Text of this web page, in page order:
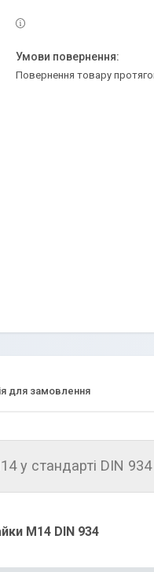
повернення товару
для замовлення
у стандарті DIN 934
М14 DIN 934